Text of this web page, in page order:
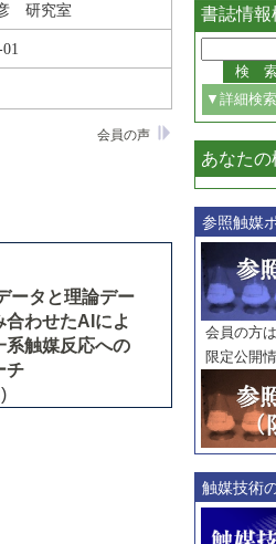
研究室
会員の声
ータと理論デー
合わせたAIによ
系触媒反応への
チ
書誌情報
▼詳細検索
巻・号
巻
範囲指
巻
号
触媒年
記事種別
マーク
あなた
参照触媒
会員の方
限定公開
触媒技術